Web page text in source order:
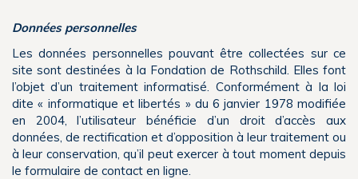
Données personnelles
Les données personnelles pouvant être collectées sur ce
site sont destinées à la Fondation de Rothschild. Elles font
l’objet d’un traitement informatisé. Conformément à la loi
dite « informatique et libertés » du 6 janvier 1978 modifiée
en 2004, l’utilisateur bénéficie d’un droit d’accès aux
données, de rectification et d’opposition à leur traitement ou
à leur conservation, qu’il peut exercer à tout moment depuis
le formulaire de contact en ligne.